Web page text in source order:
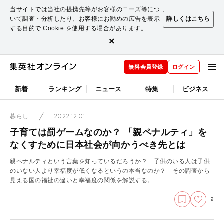
当サイトでは当社の提携先等がお客様のニーズ等につ
いて調査・分析したり、お客様にお勧めの広告を表示
する目的で Cookie を使用する場合があります。
詳しくはこちら
×
無料会員登録 ログイン
新着 ランキング ニュース 特集 ビジネス
暮らし 2022.12.01
子育ては罰ゲームなのか？ 「親ペナルティ」を
なくすために日本社会が向かうべき先とは
親ペナルティという言葉を知っているだろうか？ 子供のいる人は子供
のいない人より幸福度が低くなるというの本当なのか？ その調査から
見える国の福祉の違いと幸福度の関係を解説する。
9